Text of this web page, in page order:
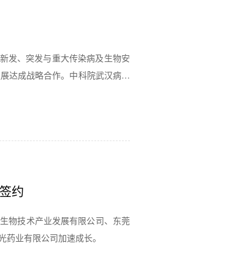
发、突发与重大传染病及生物安
达成战略合作。中科院武汉病毒
约
物技术产业发展有限公司、东莞
业有限公司加速成长。